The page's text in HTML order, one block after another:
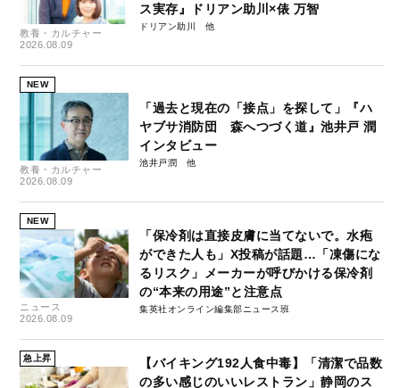
教養・カルチャー
2026.08.09
ス実存』ドリアン助川×俵 万智
ドリアン助川
NEW
教養・カルチャー
2026.08.09
「過去と現在の「接点」を探して」『ハ
ヤブサ消防団 森へつづく道』池井戸 潤
インタビュー
池井戸潤
NEW
ニュース
2026.08.09
「保冷剤は直接皮膚に当てないで。水疱
ができた人も」X投稿が話題…「凍傷にな
るリスク」メーカーが呼びかける保冷剤
の“本来の用途”と注意点
集英社オンライン編集部ニュース班
急上昇
【バイキング192人食中毒】「清潔で品数
の多い感じのいいレストラン」静岡のス